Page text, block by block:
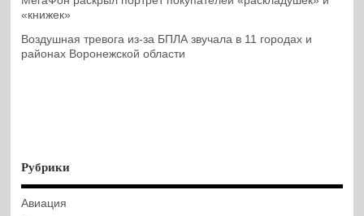
«книжек»
Воздушная тревога из-за БПЛА звучала в 11 городах и
районах Воронежской области
Рубрики
Авиация